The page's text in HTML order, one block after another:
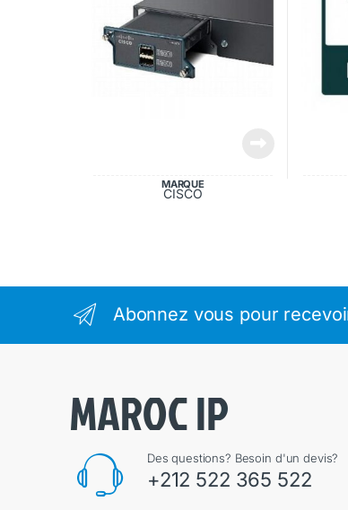
MARQUE
CISCO
Abonnez vous pour
Des questions? Besoin d'un devis?
+212 522 365 522